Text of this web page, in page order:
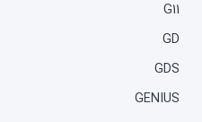
G11
GD
GDS
GENIUS